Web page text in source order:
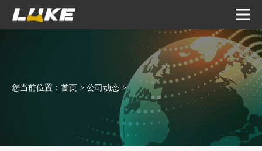
您当前位置： 首页 > 公司动态 >